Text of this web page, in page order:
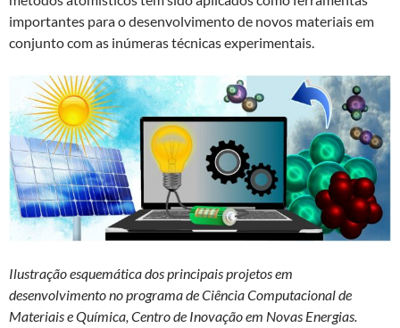
importantes para o desenvolvimento de novos materiais em
conjunto com as inúmeras técnicas experimentais.
Ilustração esquemática dos principais projetos em
desenvolvimento no programa de Ciência Computacional de
Materiais e Química, Centro de Inovação em Novas Energias.